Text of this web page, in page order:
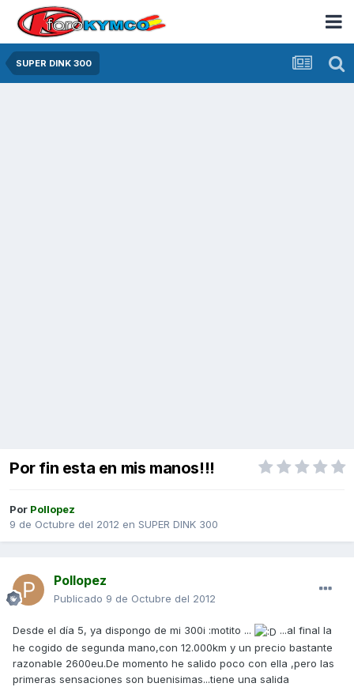
SUPER DINK 300
Por fin esta en mis manos!!!
Por Pollopez
9 de Octubre del 2012 en SUPER DINK 300
Pollopez
Publicado 9 de Octubre del 2012
Desde el día 5, ya dispongo de mi 300i :motito ...
...al final la
he cogido de segunda mano,con 12.000km y un precio bastante
razonable 2600eu.De momento he salido poco con ella ,pero las
primeras sensaciones son buenisimas...tiene una salida